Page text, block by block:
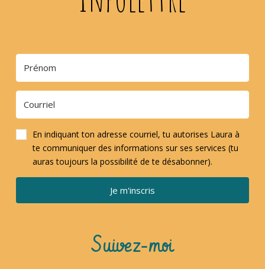
En indiquant ton adresse courriel, tu autorises Laura à
te communiquer des informations sur ses services (tu
auras toujours la possibilité de te désabonner).
Je m'inscris
Suivez-moi